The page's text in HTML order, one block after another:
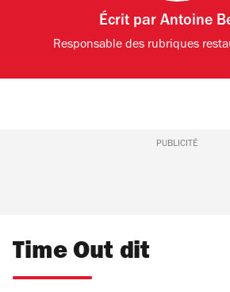
Écrit par Antoine
Responsable des rubriques
PUBLICITÉ
Time Out dit